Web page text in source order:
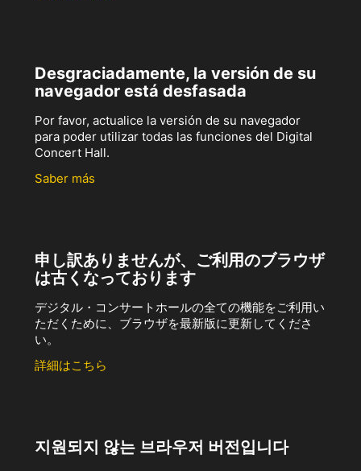
Desgraciadamente, la versión de su
navegador está desfasada
Por favor, actualice la versión de su navegador
para poder utilizar todas las funciones del Digital
Concert Hall.
Saber más
申し訳ありませんが、ご利用のブラウザ
は古くなっております
デジタル・コンサートホールの全ての機能をご利用い
ただくために、ブラウザを最新版に更新してくださ
い。
詳細はこちら
지원되지 않는 브라우저 버전입니다